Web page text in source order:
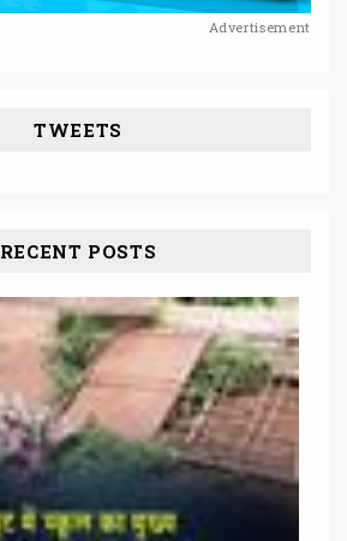
Advertisement
TWEETS
RECENT POSTS